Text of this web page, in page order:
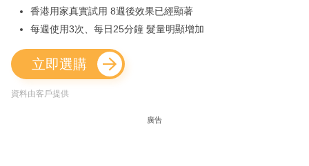
香港用家真實試用 8週後效果已經顯著
每週使用3次、每日25分鐘 髮量明顯增加
立即選購
資料由客戶提供
廣告